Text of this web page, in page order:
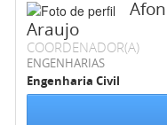
Araujo
COORDENADOR(A)
ENGENHARIAS
Engenharia Civil